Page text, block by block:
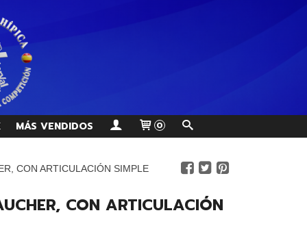
MÁS VENDIDOS 0
CON ARTICULACIÓN SIMPLE
CON ARTICULACIÓN